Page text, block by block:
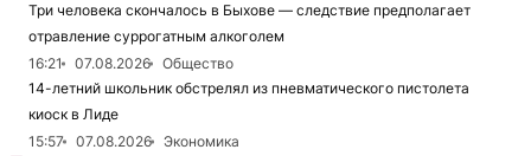
Три человека скончалось в Быхове — следствие предполагает
отравление суррогатным алкоголем
16:21
07.08.2026
Общество
14-летний школьник обстрелял из пневматического пистолета
киоск в Лиде
15:57
07.08.2026
Экономика